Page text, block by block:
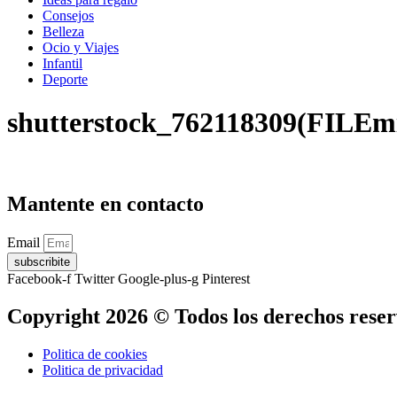
Consejos
Belleza
Ocio y Viajes
Infantil
Deporte
Mantente en contacto
Email
subscribite
Facebook-f Twitter Google-plus-g Pinterest
Copyright 2026 © Todos los derechos
Politica de cookies
Politica de privacidad